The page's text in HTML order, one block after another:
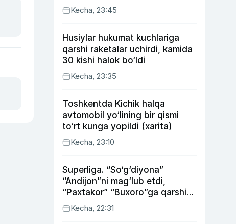
Kecha, 23:45
Husiylar hukumat kuchlariga
qarshi raketalar uchirdi, kamida
30 kishi halok bo‘ldi
Kecha, 23:35
Toshkentda Kichik halqa
avtomobil yo‘lining bir qismi
to‘rt kunga yopildi (xarita)
Kecha, 23:10
Superliga. “So‘g‘diyona”
“Andijon”ni mag‘lub etdi,
“Paxtakor” “Buxoro”ga qarshi
bahsda g‘alabani qo‘ldan
chiqardi
Kecha, 22:31